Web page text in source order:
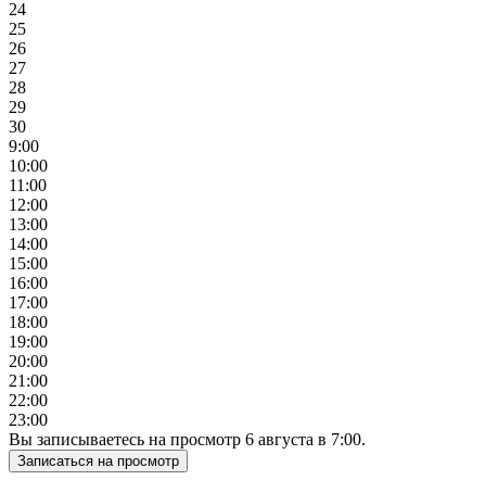
24
25
26
27
28
29
30
9:00
10:00
11:00
12:00
13:00
14:00
15:00
16:00
17:00
18:00
19:00
20:00
21:00
22:00
23:00
Вы записываетесь на просмотр 6 августа в 7:00.
Записаться на просмотр